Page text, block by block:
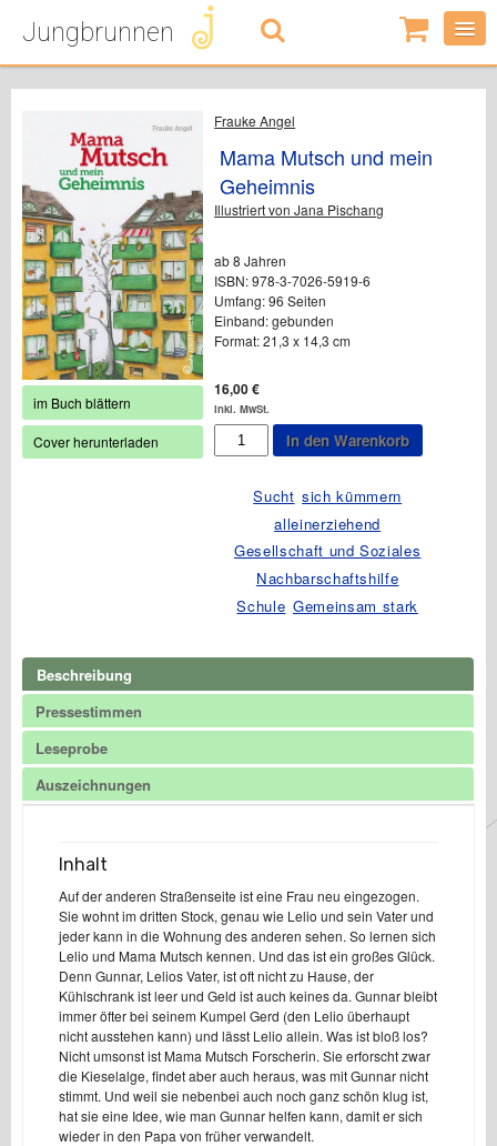
Jungbrunnen
0
Artikel
-
im Buch blättern
Cover herunterladen
Frauke Angel
Mama Mutsch und mein
Geheimnis
Illustriert von Jana Pischang
ab 8 Jahren
ISBN: 978-3-7026-5919-6
Umfang: 96 Seiten
Einband: gebunden
Format: 21,3 x 14,3 cm
16,00€
inkl. MwSt.
Mama
Mutsch
In den Warenkorb
Sucht sich kümmern
alleinerziehend
Gesellschaft und Soziales
Nachbarschaftshilfe
Schule Gemeinsam stark
Beschreibung
Pressestimmen
Leseprobe
Auszeichnungen
Inhalt
Auf der anderen Straßenseite ist eine Frau neu eingezogen.
Sie wohnt im dritten Stock, genau wie Lelio und sein Vater und
jeder kann in die Wohnung des anderen sehen. So lernen sich
Lelio und Mama Mutsch kennen. Und das ist ein großes Glück.
Denn Gunnar, Lelios Vater, ist oft nicht zu Hause, der
Kühlschrank ist leer und Geld ist auch keines da. Gunnar bleibt
immer öfter bei seinem Kumpel Gerd (den Lelio überhaupt
nicht ausstehen kann) und lässt Lelio allein. Was ist bloß los?
Nicht umsonst ist Mama Mutsch Forscherin. Sie erforscht zwar
die Kieselalge, findet aber auch heraus, was mit Gunnar nicht
stimmt. Und weil sie nebenbei auch noch ganz schön klug ist,
hat sie eine Idee, wie man Gunnar helfen kann, damit er sich
wieder in den Papa von früher verwandelt.